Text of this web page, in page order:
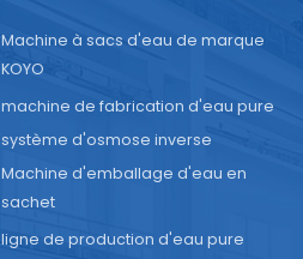
Machine à sacs d'eau de marque
KOYO
machine de fabrication d'eau pure
système d'osmose inverse
Machine d'emballage d'eau en
sachet
ligne de production d'eau pure